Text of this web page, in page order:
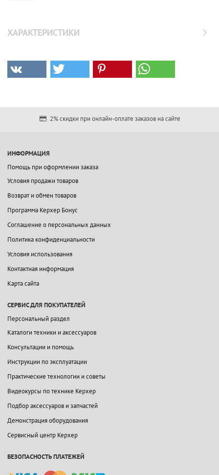
ХАРАКТЕРИСТИКИ
2% скидки при онлайн-оплате заказов на сайте
ИНФОРМАЦИЯ
Помощь при оформлении заказа
Условия продажи товаров
Возврат и обмен товаров
Программа Керхер Бонус
Соглашение о персональных данных
Политика конфиденциальности
Условия использования
Контактная информация
Карта сайта
СЕРВИС ДЛЯ ПОКУПАТЕЛЕЙ
Персональный раздел
Каталоги техники и аксессуаров
Консультации и помощь
Инструкции по эксплуатации
Практические технологии и советы
Видеокурсы по технике Керхер
Подбор аксессуаров и запчастей
Демонстрация оборудования
Сервисный центр Керхер
БЕЗОПАСНОСТЬ ПЛАТЕЖЕЙ